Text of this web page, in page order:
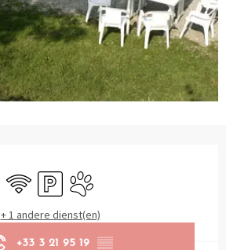
Wifi
ParkeerplaatsDieren toegelaten
+ 1 andere dienst(en)
+33 3 21 95 19 ▒▒